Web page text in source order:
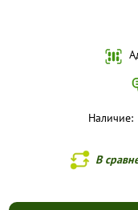
Наличие:
В